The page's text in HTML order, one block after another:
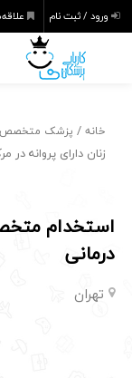
ورود / ثبت نام
خانه / پزشک متخصص
زنان دارای پروانه در
استخدام
درمانی
تهران